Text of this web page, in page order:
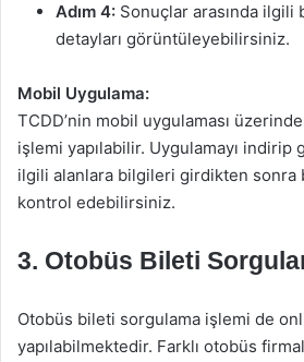
Adım 4: Sonuçlar arasında
detayları görüntüleyebilirsiniz.
Mobil Uygulama:
TCDD’nin mobil uygulaması
işlemi yapılabilir. Uygulamayı indirip
ilgili alanlara bilgileri girdikten sonra
kontrol edebilirsiniz.
3. Otobüs Bileti
Otobüs bileti sorgulama işlemi de
yapılabilmektedir. Farklı otobüs